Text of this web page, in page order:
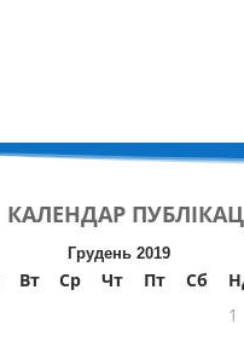
КАЛЕНДАР
Грудень 2019
Вт Ср Чт Пт Сб
1